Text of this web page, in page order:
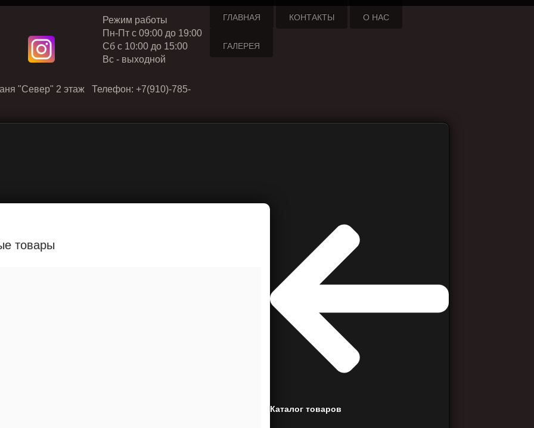
Режим работы
Пн-Пт с 09:00 до 19:00
Cб с 10:00 до 15:00
Вс - выходной
"Север" 2 этаж Телефон: +7(910)-785-
ГЛАВНАЯ КОНТАКТЫ О НАС
ГАЛЕРЕЯ
товары
Каталог товаров